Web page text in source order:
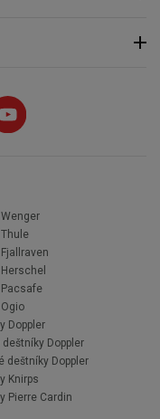
Doppler
deštníky Doppler
deštníky Doppler
Knirps
Pierre Cardin